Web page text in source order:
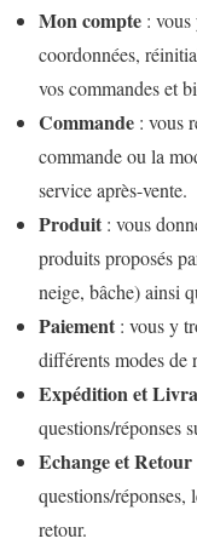
Mon compte :
coordonnées,
vos commandes et
Commande : vous
commande ou la
service après-vente.
Produit : vous
produits proposés
neige, bâche) ainsi
Paiement : vous y
différents modes de
Expédition et
questions/réponses
Echange et Retour
questions/réponses,
retour.